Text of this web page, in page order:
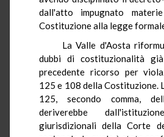
dall'atto impugnato
Costituzione alla legge
La Valle d'Aosta
dubbi di costituzionalità
precedente ricorso per
125 e 108 della Costituzione.
125, secondo comma,
deriverebbe
giurisdizionali della Corte